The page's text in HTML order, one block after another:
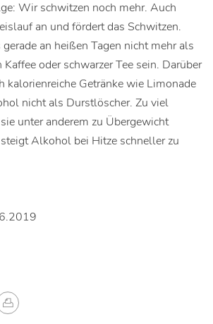
Wir schwitzen noch mehr. Auch
an und fördert das Schwitzen.
an heißen Tagen nicht mehr als
oder schwarzer Tee sein. Darüber
kalorienreiche Getränke wie Limonade
nicht als Durstlöscher. Zu viel
unter anderem zu Übergewicht
Alkohol bei Hitze schneller zu